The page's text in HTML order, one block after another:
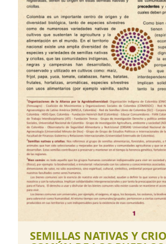
SEMILLAS NATIVAS Y